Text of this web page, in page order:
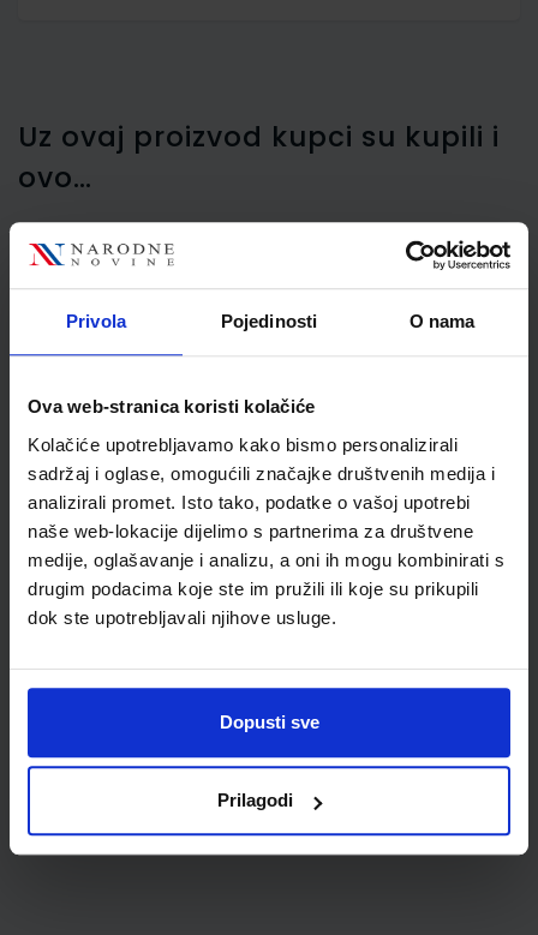
Privola Pojedinosti O nama
Ova web-stranica koristi kolačiće
Kolačiće upotrebljavamo kako bismo personalizirali
sadržaj i oglase, omogućili značajke društvenih medija i
analizirali promet. Isto tako, podatke o vašoj upotrebi
naše web-lokacije dijelimo s partnerima za društvene
medije, oglašavanje i analizu, a oni ih mogu kombinirati s
drugim podacima koje ste im pružili ili koje su prikupili
dok ste upotrebljavali njihove usluge.
Dopusti sve
Prilagodi
Uz ovaj proizvod kupci su kupili i
ovo…
Tinta za nalivpero u
patroni Schneider 852 za
duo 5/1 plave S185203
2,74 €